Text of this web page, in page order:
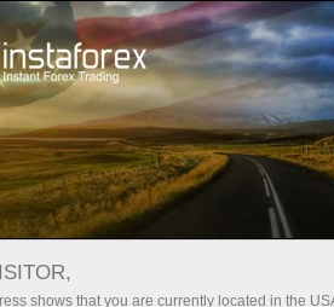
Campaigns
shows that you are currently located in the